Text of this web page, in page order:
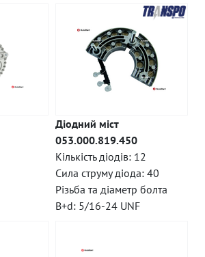
Діодний міст
053.000.819.450
Кількість діодів: 12
Сила струму діода: 40
Різьба та діаметр болта
B+d: 5/16-24 UNF